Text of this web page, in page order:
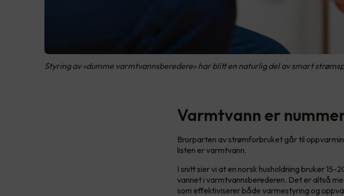
Styring av «dumme varmtvannsberedere» har blitt en naturlig del av smart
Varmtvann er
Brorparten av strømforbruket går til
listen er varmtvann.
I snitt sier vi at en norsk husholdning bruker
vannet i varmtvannsberederen. Det er altså
som effektiviserer både varmestyring og